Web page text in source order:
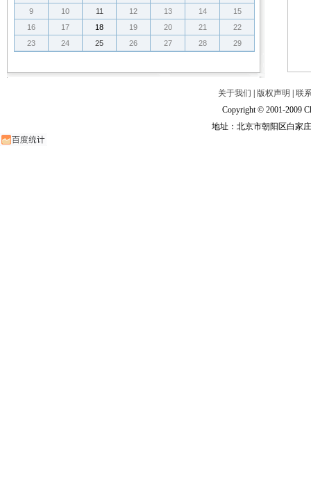
9
10 11 12 13 14
15
16
17 18 19 20 21
22
23
24 25 26 27 28 29
关于我们 版权声明
联
Copyright © 2001-2009
地址：北京市朝阳区白家